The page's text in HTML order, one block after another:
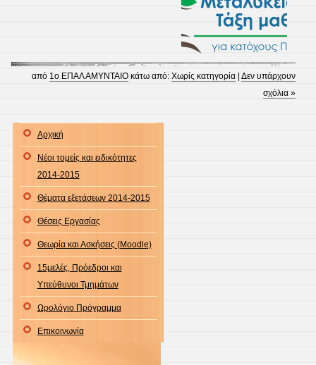
από 1ο ΕΠΑΛ ΑΜΥΝΤΑΙΟ κάτω από:Χωρίς κατηγορία |Δεν υπάρχουν
σχόλια »
Αρχική
Νέοι τομείς και ειδικότητες
2014-2015
Θέματα εξετάσεων 2014-2015
Θέσεις Εργασίας
Θεωρία και Ασκήσεις (Moodle)
15μελές, Πρόεδροι και
Υπεύθυνοι Τμημάτων
Ωρολόγιο Πρόγραμμα
Επικοινωνία